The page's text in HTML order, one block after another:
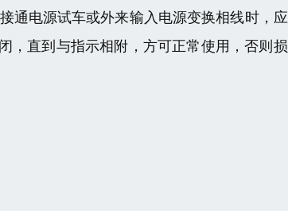
通电源试车或外来输入电源变换相线时，
，直到与指示相附，方可正常使用，否则